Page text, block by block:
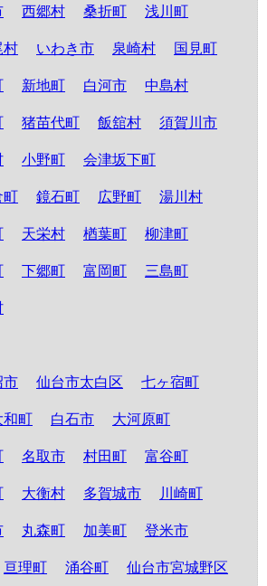
西郷村 桑折町 浅川町
村 いわき市 泉崎村 国見町
新地町 白河市 中島村
猪苗代町 飯舘村 須賀川市
小野町 会津坂下町
町 鏡石町 広野町 湯川村
天栄村 楢葉町 柳津町
下郷町 富岡町 三島町
市 仙台市太白区 七ヶ宿町
和町 白石市 大河原町
名取市 村田町 富谷町
大衡村 多賀城市 川崎町
丸森町 加美町 登米市
亘理町 涌谷町 仙台市宮城野区